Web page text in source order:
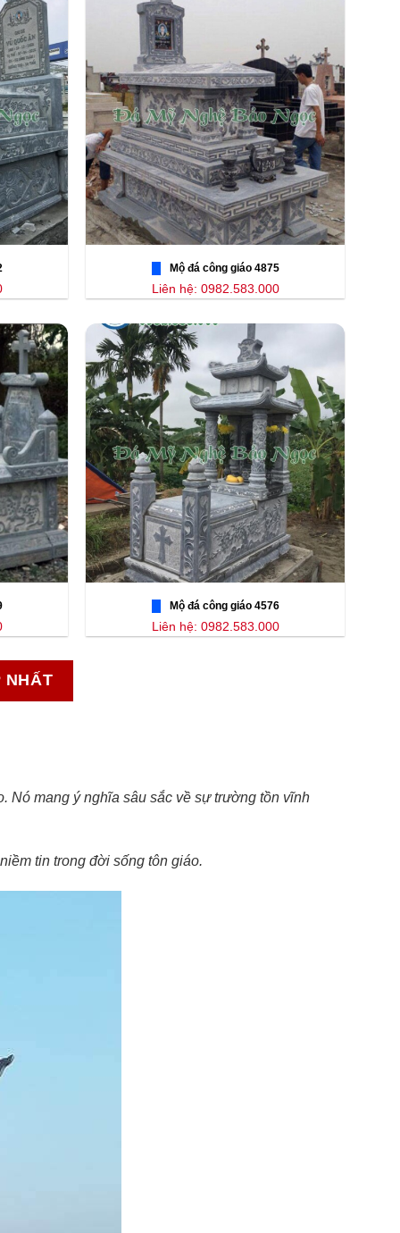
Mộ đá công giáo 4875
Liên hệ: 0982.583.000
Mộ đá công giáo 4576
Liên hệ: 0982.583.000
NHẤT
Nó mang ý nghĩa sâu sắc về sự trường tồn vĩnh
tin trong đời sống tôn giáo.